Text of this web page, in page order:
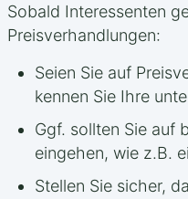
Sobald Interessenten
Preisverhandlungen:
Seien Sie auf
kennen Sie Ihre
Ggf. sollten Sie auf
eingehen, wie z.B.
Stellen Sie sicher,